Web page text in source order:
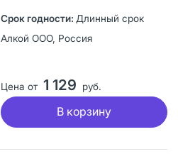
Длинный срок
Алкой ООО, Россия
Цена от 1 129 руб.
В корзину